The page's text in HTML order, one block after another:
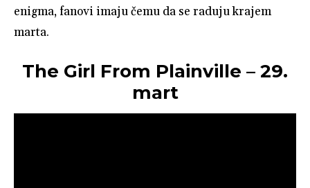
enigma, fanovi imaju čemu da se raduju krajem
marta.
The Girl From Plainville – 29.
mart